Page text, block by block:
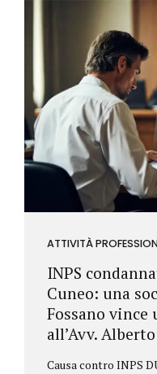
ATTIVITÀ
INPS
Cuneo: una
Fossano vince
all’Avv.
Causa contro INPS